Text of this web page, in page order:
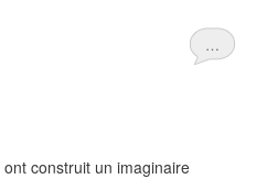
…
construit un imaginaire